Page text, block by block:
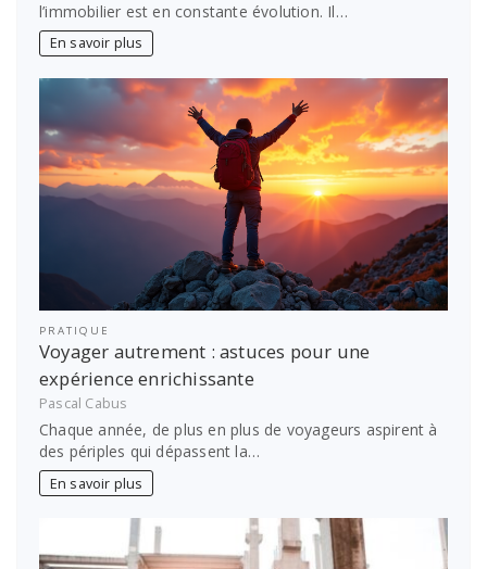
l’immobilier est en constante évolution. Il…
En savoir plus
PRATIQUE
Voyager autrement : astuces pour une
expérience enrichissante
Pascal Cabus
Chaque année, de plus en plus de voyageurs aspirent à
des périples qui dépassent la…
En savoir plus